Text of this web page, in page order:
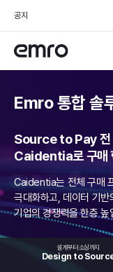
공지
Emro 통합 솔
Source to Pay 전
Caidentia로 구매
Caidentia는 전체 구매
극대화하고, 데이터 기반
기업의 경쟁력을 한층 높
설계부터 소싱까지
Design to